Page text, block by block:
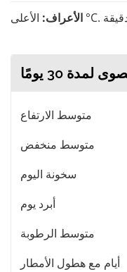
الأعراف:
30 يومًا
متوسط ​​الارتفاع
متوسط ​​منخفض
سخونة اليوم
أبرد يوم
متوسط ​​الرطوبة
أيام مع هطول الأمطار